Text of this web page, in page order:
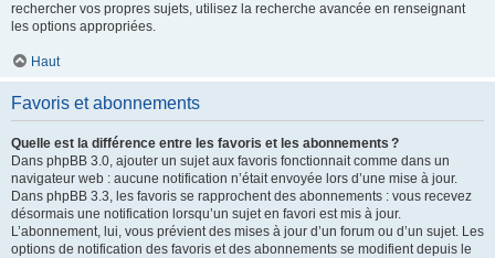
rechercher vos propres sujets, utilisez la recherche avancée en renseignant
les options appropriées.
Haut
Favoris et abonnements
Quelle est la différence entre les favoris et les abonnements ?
Dans phpBB 3.0, ajouter un sujet aux favoris fonctionnait comme dans un
navigateur web : aucune notification n’était envoyée lors d’une mise à jour.
Dans phpBB 3.3, les favoris se rapprochent des abonnements : vous recevez
désormais une notification lorsqu’un sujet en favori est mis à jour.
L’abonnement, lui, vous prévient des mises à jour d’un forum ou d’un sujet. Les
options de notification des favoris et des abonnements se modifient depuis le